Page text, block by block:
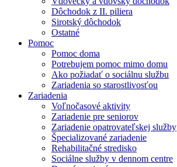
Dôchodok z II. piliera
Sirotský dôchodok
Ostatné
Pomoc
Pomoc doma
Potrebujem pomoc mimo domu
Ako požiadať o sociálnu službu
Zariadenia so starostlivosťou
Zariadenia
Voľnočasové aktivity
Zariadenie pre seniorov
Zariadenie opatrovateľskej služby
Špecializované zariadenie
Rehabilitačné stredisko
Sociálne služby v dennom centre